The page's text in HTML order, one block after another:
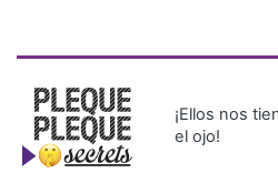
¡Ellos nos
el ojo!